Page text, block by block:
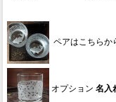
ペアはこちらか
オプション 名入